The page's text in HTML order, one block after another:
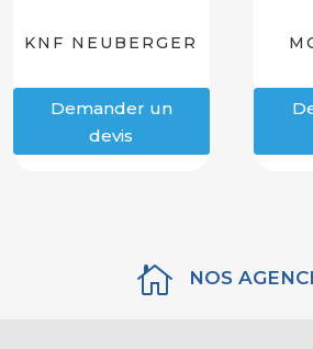
KNF NEUBERGER
Demander un
devis
 NOS